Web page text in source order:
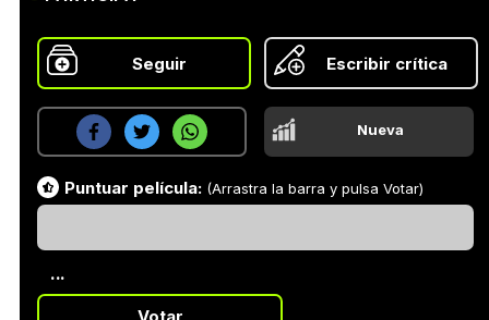
Seguir Escribir crítica
Nueva
Puntuar película: (Arrastra la barra y pulsa Votar)
...